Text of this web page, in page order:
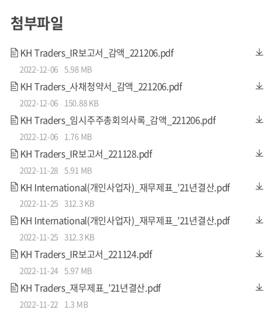
명품 비즈니스는 결국 누가 더 좋은 상품을 정·가품 이슈 없
스는 이태리, 스위스 등 유럽 현지서 명품 브랜드의 판권을 가
진 40여 개 해외 공식 유통사(최상위 총판업체)와만 거래하며
검증된 정품 명품시계만을 취급합니다.
첨부파일
KH Traders_IR보고서_감액_221206.pdf
2022-12-06 5.98 MB
KH Traders_사채청약서_감액_221206.pdf
2022-12-06 150.88 KB
KH Traders_임시주주총회의사록_감액_221206.pdf
2022-12-06 1.76 MB
KH Traders_IR보고서_221128.pdf
2022-11-28 5.91 MB
KH International(개인사업자)_재무제표_'21년결산.pdf
2022-11-25 312.3 KB
KH International(개인사업자)_재무제표_'21년결산.pdf
2022-11-25 312.3 KB
KH Traders_IR보고서_221124.pdf
2022-11-24 5.97 MB
KH Traders_재무제표_'21년결산.pdf
2022-11-22 1.3 MB